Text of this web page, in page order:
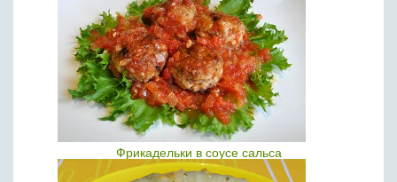
Фрикадельки в соусе сальса